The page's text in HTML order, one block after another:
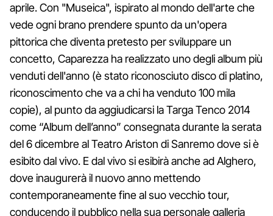
aprile. Con "Museica", ispirato al mondo dell'arte che
vede ogni brano prendere spunto da un'opera
pittorica che diventa pretesto per sviluppare un
concetto, Caparezza ha realizzato uno degli album più
venduti dell'anno (è stato riconosciuto disco di platino,
riconoscimento che va a chi ha venduto 100 mila
copie), al punto da aggiudicarsi la Targa Tenco 2014
come “Album dell’anno” consegnata durante la serata
del 6 dicembre al Teatro Ariston di Sanremo dove si è
esibito dal vivo. E dal vivo si esibirà anche ad Alghero,
dove inaugurerà il nuovo anno mettendo
contemporaneamente fine al suo vecchio tour,
conducendo il pubblico nella sua personale galleria